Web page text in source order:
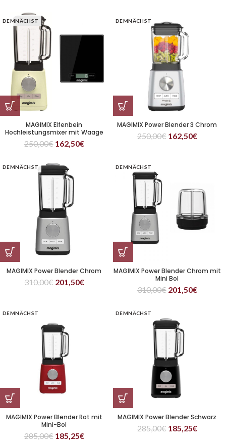
DEMNÄCHST
MAGIMIX Elfenbein
Hochleistungsmixer mit Waage
250,00€ 162,50€
DEMNÄCHST
MAGIMIX Power Blender 3 Chrom
250,00€ 162,50€
DEMNÄCHST
MAGIMIX Power Blender Chrom
310,00€ 201,50€
DEMNÄCHST
MAGIMIX Power Blender Chrom mit
Mini Bol
310,00€ 201,50€
DEMNÄCHST
MAGIMIX Power Blender Rot mit
Mini-Bol
285,00€ 185,25€
DEMNÄCHST
MAGIMIX Power Blender Schwarz
285,00€ 185,25€